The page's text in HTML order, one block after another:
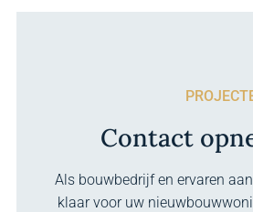
Contact
Als bouwbedrijf en ervaren
klaar voor uw